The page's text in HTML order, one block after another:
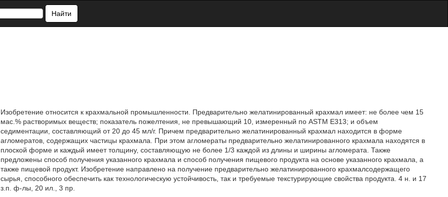
Найти
Изобретение относится к крахмальной промышленности. Предварительно желатинированный крахмал имеет: не более чем 15
мас.% растворимых веществ; показатель пожелтения, не превышающий 10, измеренный по ASTM Е313; и объем
седиментации, составляющий от 20 до 45 мл/г. Причем предварительно желатинированный крахмал находится в форме
агломератов, содержащих частицы крахмала. При этом агломераты предварительно желатинированного крахмала находятся в
плоской форме и каждый имеет толщину, составляющую не более 1/3 каждой из длины и ширины агломерата. Также
предложены способ получения указанного крахмала и способ получения пищевого продукта на основе указанного крахмала, а
также пищевой продукт. Изобретение направлено на получение предварительно желатинированного крахмалсодержащего
сырья, способного обеспечить как технологическую устойчивость, так и требуемые текстурирующие свойства продукта. 4 н. и 17
з.п. ф-лы, 20 ил., 3 пр.